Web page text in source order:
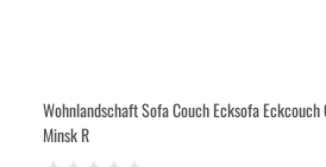
Wohnlandschaft Sofa Couch Ecksofa
Minsk R